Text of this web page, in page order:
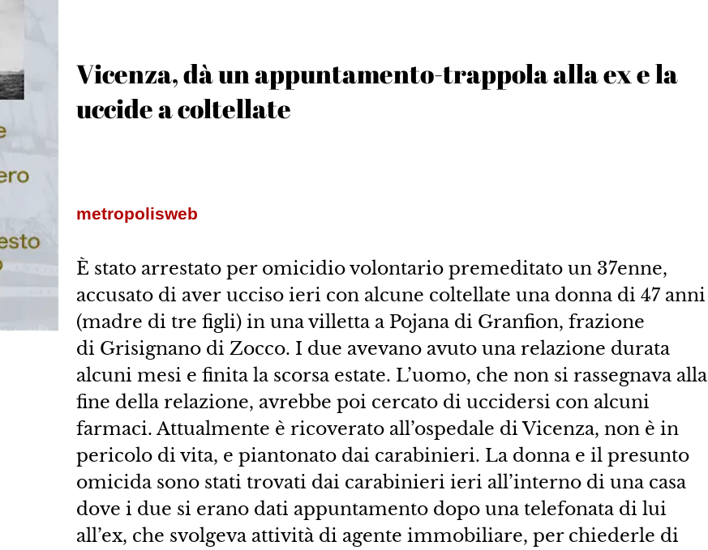
Vicenza, dà un appuntamento-trappola alla ex e la
uccide a coltellate
metropolisweb
È stato arrestato per omicidio volontario premeditato un 37enne,
accusato di aver ucciso ieri con alcune coltellate una donna di 47 anni
(madre di tre figli) in una villetta a Pojana di Granfion, frazione
di Grisignano di Zocco. I due avevano avuto una relazione durata
alcuni mesi e finita la scorsa estate. L’uomo, che non si rassegnava alla
fine della relazione, avrebbe poi cercato di uccidersi con alcuni
farmaci. Attualmente è ricoverato all’ospedale di Vicenza, non è in
pericolo di vita, e piantonato dai carabinieri. La donna e il presunto
omicida sono stati trovati dai carabinieri ieri all’interno di una casa
dove i due si erano dati appuntamento dopo una telefonata di lui
all’ex, che svolgeva attività di agente immobiliare, per chiederle di